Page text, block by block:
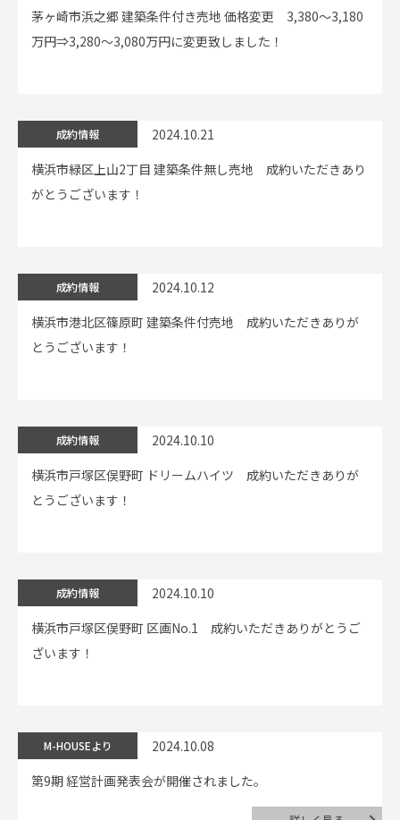
0120-800-108
営業時間／10：00〜19：00 定休日／水曜日
茅ヶ崎市浜之郷 建築条件付き売地 価格変更 3,380～3,180
万円⇒3,280～3,080万円に変更致しました！
成約情報
2024.10.21
横浜市緑区上山2丁目 建築条件無し売地 成約いただきあり
がとうございます！
成約情報
2024.10.12
横浜市港北区篠原町 建築条件付売地 成約いただきありが
とうございます！
成約情報
2024.10.10
横浜市戸塚区俣野町 ドリームハイツ 成約いただきありが
とうございます！
成約情報
2024.10.10
横浜市戸塚区俣野町 区画No.1 成約いただきありがとうご
ざいます！
M-HOUSEより
2024.10.08
第9期 経営計画発表会が開催されました。